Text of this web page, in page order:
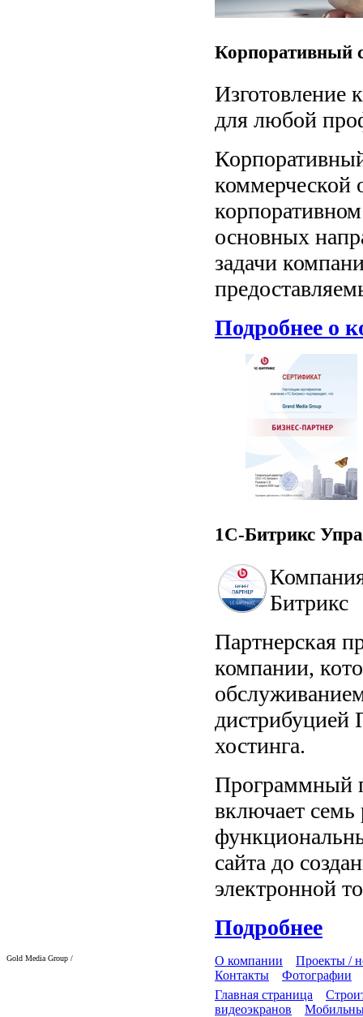
Корпоративный
Изготовление
для любой
коммерческой
основных
задачи
Подробнее о
1С-Битрикс
Битрикс
Партнерская
компании,
дистрибуцией
хостинга.
Программный
включает
сайта до
электронной
Подробнее
О компании
Проекты /
Контакты
Фотографии
Главная страница
видеоэкранов
Gold Media Group /